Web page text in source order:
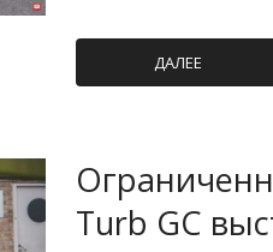
ДАЛЕЕ
Turb GC